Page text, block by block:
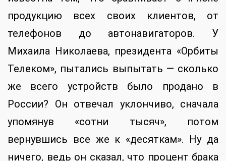
продукцию всех своих клиентов, от
телефонов до автонавигаторов. У
Михаила Николаева, президента «Орбиты
Телеком», пытались выпытать — сколько
же всего устройств было продано в
России? Он отвечал уклончиво, сначала
упомянув «сотни тысяч», потом
вернувшись все же к «десяткам». Ну да
ничего, ведь он сказал, что процент брака